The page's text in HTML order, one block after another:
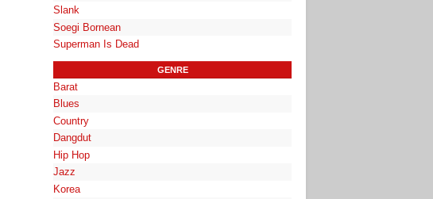
Slank
Soegi Bornean
Superman Is Dead
GENRE
Barat
Blues
Country
Dangdut
Hip Hop
Jazz
Korea